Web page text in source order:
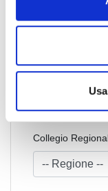
Collegio